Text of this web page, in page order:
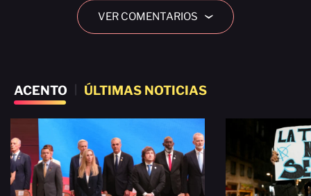
VER COMENTARIOS ›
ACENTO ÚLTIMAS NOTICIAS